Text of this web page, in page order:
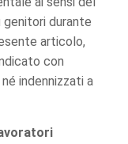
durante
articolo,
con
indennizzati a